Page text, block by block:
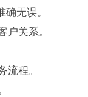
确无误。
户关系。
流程。